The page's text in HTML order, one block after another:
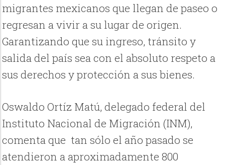
migrantes mexicanos que llegan de paseo o
regresan a vivir a su lugar de origen.
Garantizando que su ingreso, tránsito y
salida del país sea con el absoluto respeto a
sus derechos y protección a sus bienes.
Oswaldo Ortíz Matú, delegado federal del
Instituto Nacional de Migración (INM),
comenta que tan sólo el año pasado se
atendieron a aproximadamente 800